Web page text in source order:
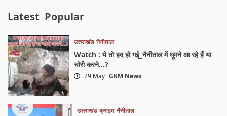
Latest Popular
उत्तराखंड नैनीताल
Watch : ये तो हद हो गई_नैनीताल में घूमने आ रहे हैं या
चोरी करने…?
29 May GKM News
उत्तराखंड क्राइम नैनीताल